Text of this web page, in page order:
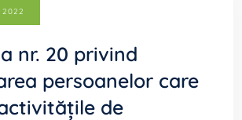
2022
nr. 20 privind
persoanelor care
de